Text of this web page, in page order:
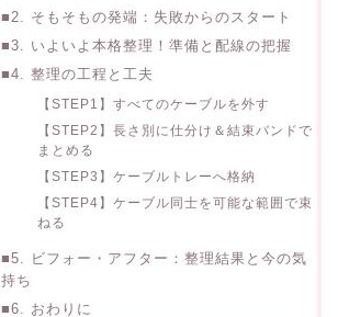
■2. そもそもの発端：失敗からのスタート
■3. いよいよ本格整理！準備と配線の把握
■4. 整理の工程と工夫
【STEP1】すべてのケーブルを外す
【STEP2】長さ別に仕分け＆結束バンドで
まとめる
【STEP3】ケーブルトレーへ格納
【STEP4】ケーブル同士を可能な範囲で束
ねる
■5. ビフォー・アフター：整理結果と今の気
持ち
■6. おわりに